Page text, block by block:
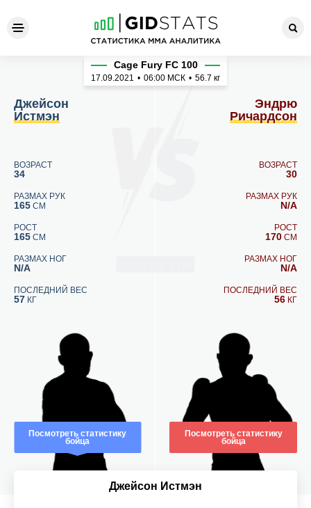
Джейсон Истмэн - Эндрю
Джейсон
Истмэн
ВОЗРАСТ
34
РАЗМАХ РУК
165 СМ
РОСТ
165 СМ
РАЗМАХ НОГ
N/A
ПОСЛЕДНИЙ ВЕС
57 КГ
Посмотреть статистику
бойца
Cage Fury FC 100
17.09.2021 • 06:00 МСК • 56.7 кг
Эндрю
Ричардсон
ВОЗРАСТ
30
РАЗМАХ РУК
N/A
РОСТ
170 СМ
РАЗМАХ НОГ
N/A
ПОСЛЕДНИЙ ВЕС
56 КГ
Посмотреть статистику
бойца
Джейсон Истмэн